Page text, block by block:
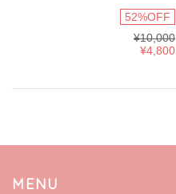
52%OFF
¥10,000
¥4,800
MENU